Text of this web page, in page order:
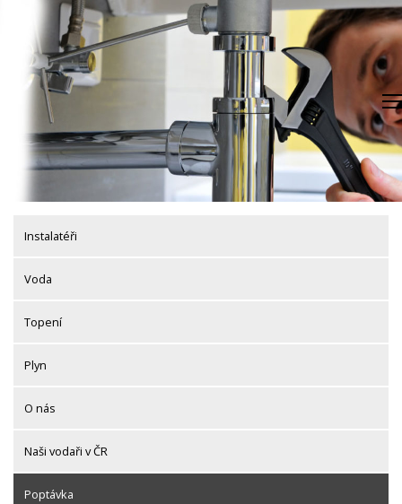
content
Instalatéři
Voda
Topení
Plyn
O nás
Naši vodaři v ČR
Poptávka